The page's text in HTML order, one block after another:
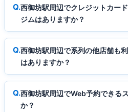
西御坊駅周辺でクレジットカー
ジムはありますか？
西御坊駅周辺で系列の他店舗も
はありますか？
西御坊駅周辺でWeb予約できる
か？